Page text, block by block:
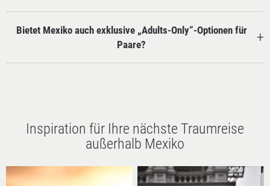
Bietet Mexiko auch exklusive „Adults-Only“-Optionen für
Paare?
Inspiration für Ihre nächste Traumreise
außerhalb Mexiko